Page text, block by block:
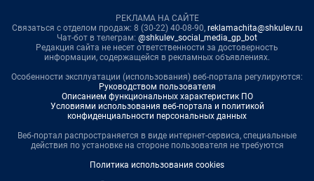
РЕКЛАМА НА САЙТЕ
Связаться с отделом продаж: 8 (30-22) 40-08-90, reklamachita@shkulev.ru
Чат-бот в телеграм: @shkulev_social_media_gp_bot
Редакция сайта не несет ответственности за достоверность
информации, содержащейся в рекламных объявлениях.
Особенности эксплуатации (использования) веб-портала регулируются:
Руководством пользователя
Описанием функциональных характеристик ПО
Условиями использования веб-портала и политикой
конфиденциальности персональных данных
Веб-портал распространяется в виде интернет-сервиса, специальные
действия по установке на стороне пользователя не требуются
Политика использования cookies